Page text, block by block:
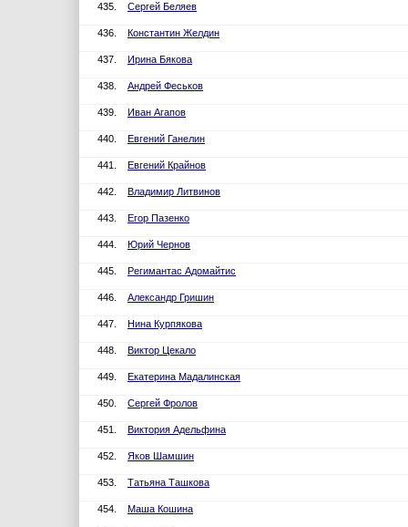
435. Сергей Беляев
436. Константин Желдин
437. Ирина Бякова
438. Андрей Феськов
439. Иван Агапов
440. Евгений Ганелин
441. Евгений Крайнов
442. Владимир Литвинов
443. Егор Пазенко
444. Юрий Чернов
445. Регимантас Адомайтис
446. Александр Гришин
447. Нина Курпякова
448. Виктор Цекало
449. Екатерина Мадалинская
450. Сергей Фролов
451. Виктория Адельфина
452. Яков Шамшин
453. Татьяна Ташкова
454. Маша Кошина